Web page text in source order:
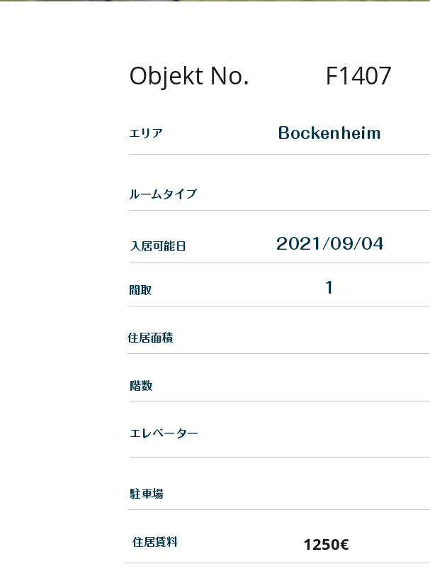
Objekt No. F1407
​エリア Bockenheim
​ルームタイプ
入居可能日 2021/09/04
間取 1
住居面積
​階数
エレベーター
駐車場
住居賃料 1250€